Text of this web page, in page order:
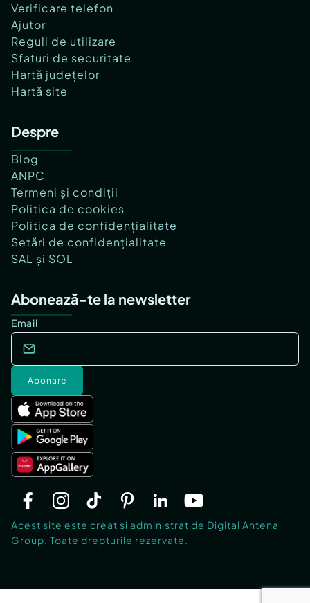
Verificare telefon
Ajutor
Reguli de utilizare
Sfaturi de securitate
Hartă județelor
Hartă site
Despre
Blog
ANPC
Termeni și condiții
Politica de cookies
Politica de confidențialitate
Setări de confidențialitate
SAL și SOL
Abonează-te la newsletter
Email
Abonare
Acest site este creat si administrat de Digital Antena
Group. Toate drepturile rezervate.